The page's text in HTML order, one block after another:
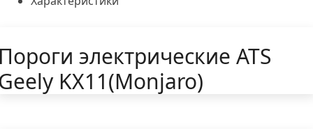
электрические ATS
KX11(Monjaro)